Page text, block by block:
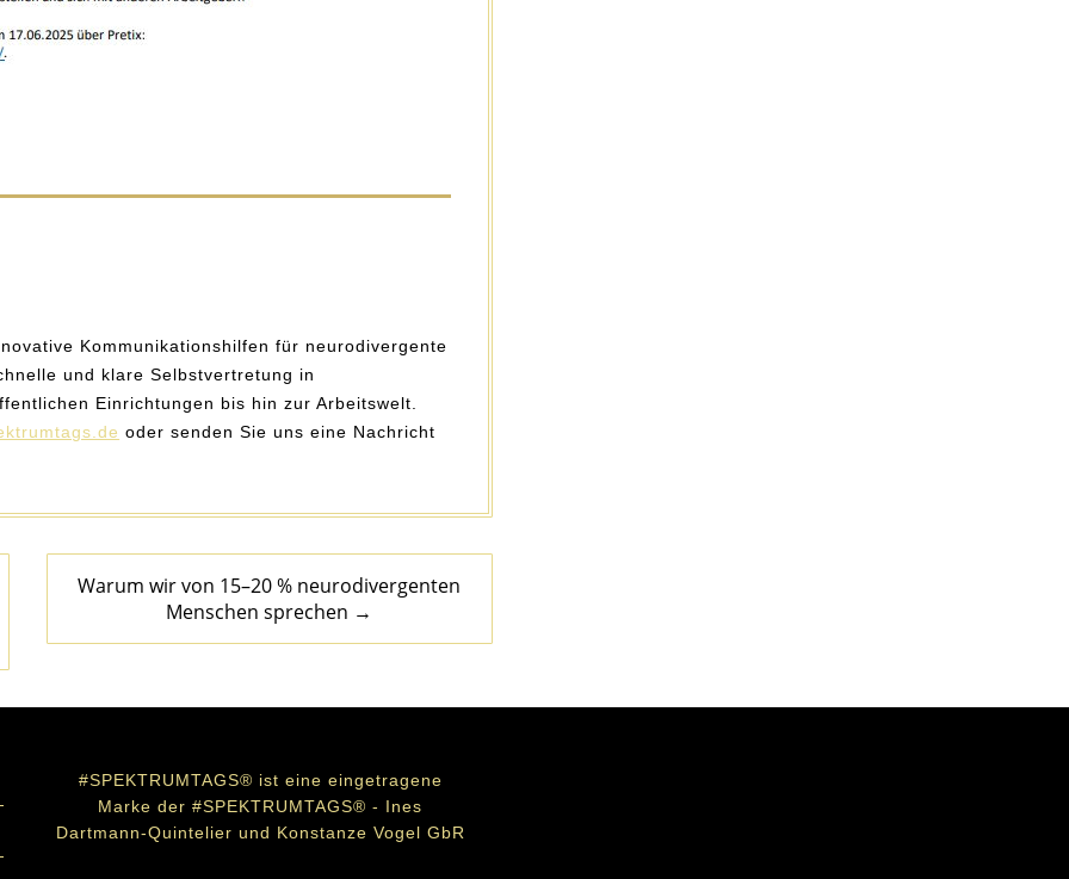
Kommunikationshilfen für neurodivergente
und klare Selbstvertretung in
Einrichtungen bis hin zur Arbeitswelt.
oder senden Sie uns eine Nachricht
Warum wir von 15–20 % neurodivergenten
Menschen sprechen →
#SPEKTRUMTAGS® ist eine eingetragene
Marke der #SPEKTRUMTAGS® - Ines
Dartmann-Quintelier und Konstanze Vogel GbR